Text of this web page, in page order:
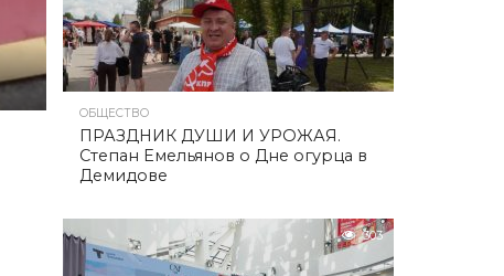
ОБЩЕСТВО
ПРАЗДНИК ДУШИ И УРОЖАЯ.
Степан Емельянов о Дне огурца в
Демидове
303